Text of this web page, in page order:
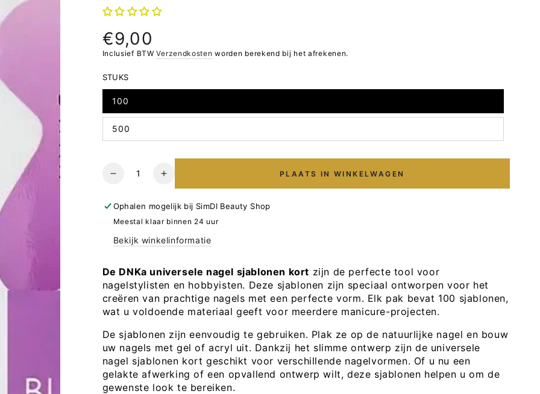
Normale
prijs
€9,00
Inclusief BTWVerzendkosten worden berekend bij het afrekenen.
STUKS
100
500
Hoeveelheid
Verlaag
aantal
voor
Universele
Sjablonen
Kort
Verhoog
het
aantal
voor
Universele
Sjablonen
Kort
PLAATS IN WINKELWAGEN
Ophalen mogelijk bij SimDI Beauty Shop
Meestal klaar binnen 24 uur
Bekijk winkelinformatie
De DNKa universele nagel sjablonen kort zijn de perfecte tool voor
nagelstylisten en hobbyisten. Deze sjablonen zijn speciaal ontworpen voor het
creëren van prachtige nagels met een perfecte vorm. Elk pak bevat 100 sjablonen,
wat u voldoende materiaal geeft voor meerdere manicure-projecten.
De sjablonen zijn eenvoudig te gebruiken. Plak ze op de natuurlijke nagel en bouw
uw nagels met gel of acryl uit. Dankzij het slimme ontwerp zijn de universele
nagel sjablonen kort geschikt voor verschillende nagelvormen. Of u nu een
gelakte afwerking of een opvallend ontwerp wilt, deze sjablonen helpen u om de
gewenste look te bereiken.